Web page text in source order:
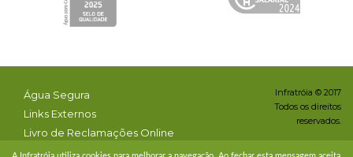
Água Segura
Links Externos
Livro de Reclamações Online
Condições & Privacidade
Infratróia © 2017
Todos os direitos
reservados.